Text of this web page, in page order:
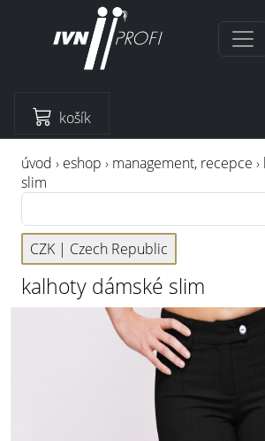
košík
úvod › eshop › management, recepce ›
slim
CZK | Czech Republic
kalhoty dámské slim